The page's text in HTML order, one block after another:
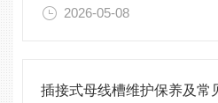
2026-05-08